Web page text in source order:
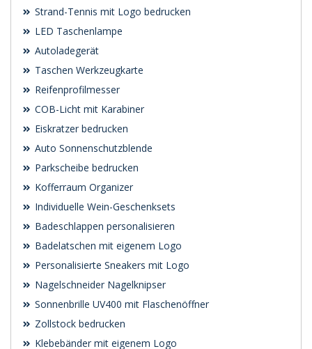
Strand-Tennis mit Logo bedrucken
LED Taschenlampe
Autoladegerät
Taschen Werkzeugkarte
Reifenprofilmesser
COB-Licht mit Karabiner
Eiskratzer bedrucken
Auto Sonnenschutzblende
Parkscheibe bedrucken
Kofferraum Organizer
Individuelle Wein-Geschenksets
Badeschlappen personalisieren
Badelatschen mit eigenem Logo
Personalisierte Sneakers mit Logo
Nagelschneider Nagelknipser
Sonnenbrille UV400 mit Flaschenöffner
Zollstock bedrucken
Klebebänder mit eigenem Logo